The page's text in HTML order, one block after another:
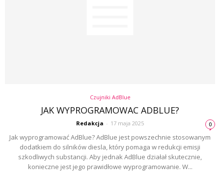
Czujniki AdBlue
JAK WYPROGRAMOWAC ADBLUE?
Redakcja - 17 maja 2025 0
Jak wyprogramować AdBlue? AdBlue jest powszechnie stosowanym
dodatkiem do silników diesla, który pomaga w redukcji emisji
szkodliwych substancji. Aby jednak AdBlue działał skutecznie,
konieczne jest jego prawidłowe wyprogramowanie. W...